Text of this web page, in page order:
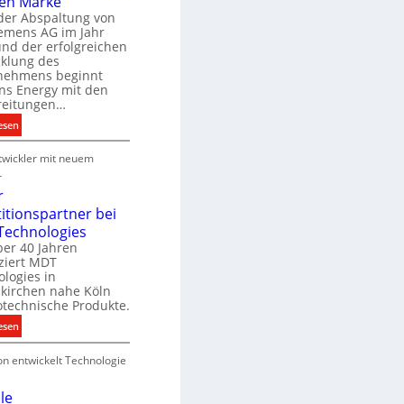
ek
Abspaltung von
AG im Jahr
der erfolgreichen
des
beginnt
Energy mit den
:
S
i
e
n
s
E
n
e
r
g
y
w
mit neuem
bei
40 Jahren
MDT
in
nahe Köln
Produkte.
:
N
e
entwickelt Technologie